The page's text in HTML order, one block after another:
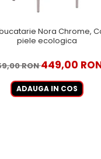
Nora Chrome,
piele ecologica
RON449,00
ADAUGA IN COS